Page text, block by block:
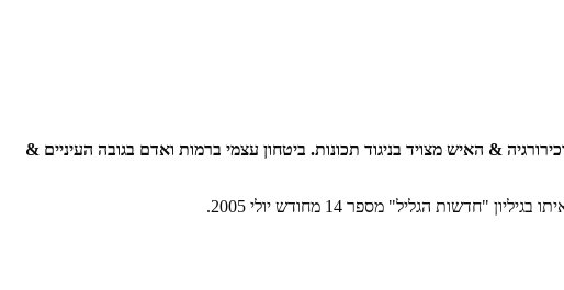
& האיש מצויד בניגוד תכונות. ביטחון עצמי ברמות ואדם בגובה העיניים &
הגליל" מספר 14 מחודש יולי 2005.